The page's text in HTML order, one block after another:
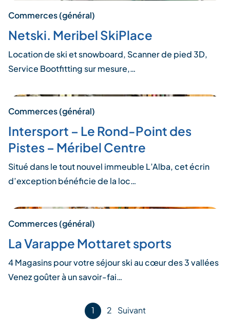
Commerces (général)
Netski. Meribel SkiPlace
Location de ski et snowboard, Scanner de pied 3D,
Service Bootfitting sur mesure,…
Commerces (général)
Intersport – Le Rond-Point des
Pistes – Méribel Centre
Situé dans le tout nouvel immeuble L’Alba, cet écrin
d’exception bénéficie de la loc…
Commerces (général)
La Varappe Mottaret sports
4 Magasins pour votre séjour ski au cœur des 3 vallées
Venez goûter à un savoir-fai…
1 2 Suivant